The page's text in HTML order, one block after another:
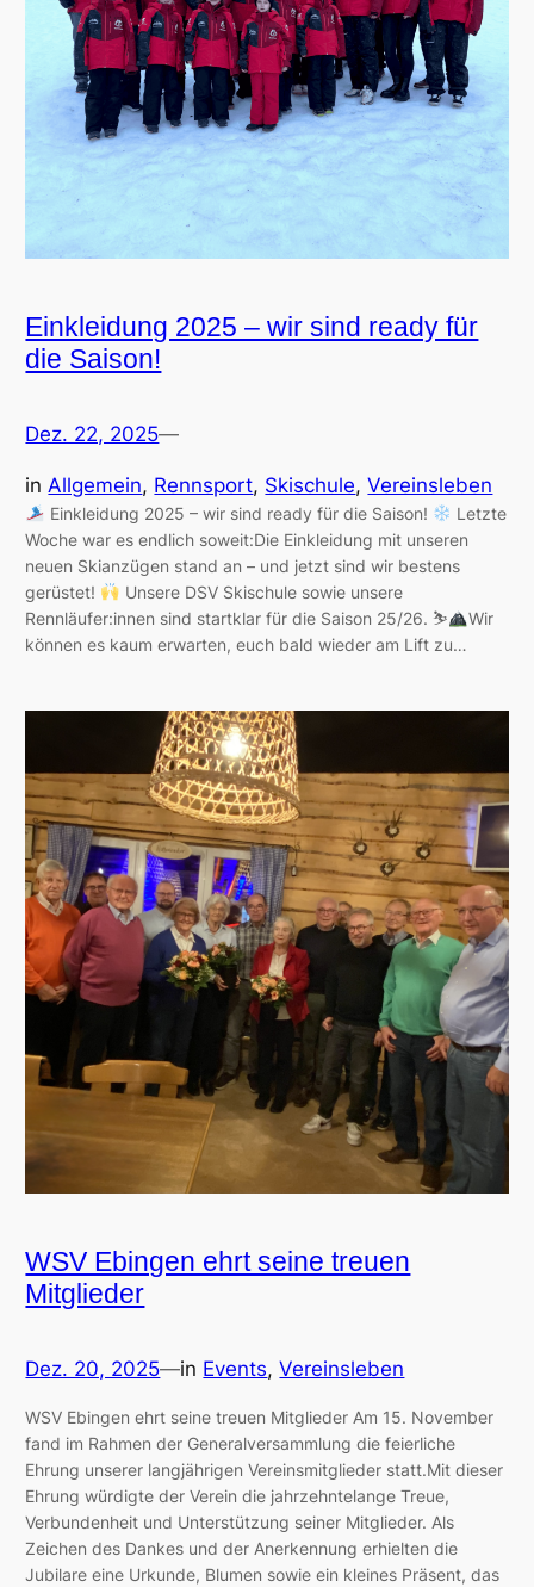
Einkleidung 2025 – wir sind ready für
die Saison!
Dez. 22, 2025—
inAllgemein, Rennsport, Skischule, Vereinsleben
Einkleidung 2025 – wir sind ready für die Saison!
Letzte
Woche war es endlich soweit:Die Einkleidung mit unseren
neuen Skianzügen stand an – und jetzt sind wir bestens
gerüstet!
Unsere DSV Skischule sowie unsere
Rennläufer:innen sind startklar für die Saison 25/26. ⛷
Wir
können es kaum erwarten, euch bald wieder am Lift zu…
WSV Ebingen ehrt seine treuen
Mitglieder
Dez. 20, 2025—in Events, Vereinsleben
WSV Ebingen ehrt seine treuen Mitglieder Am 15. November
fand im Rahmen der Generalversammlung die feierliche
Ehrung unserer langjährigen Vereinsmitglieder statt.Mit dieser
Ehrung würdigte der Verein die jahrzehntelange Treue,
Verbundenheit und Unterstützung seiner Mitglieder. Als
Zeichen des Dankes und der Anerkennung erhielten die
Jubilare eine Urkunde, Blumen sowie ein kleines Präsent, das